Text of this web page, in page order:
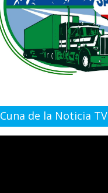
Cuna de la Noticia TV